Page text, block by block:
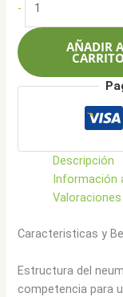
-
185/65R14
86H
cantidad
AÑADIR
CARRITO
Descripción
Información
Caracteristicas y
Estructura del
competencia para